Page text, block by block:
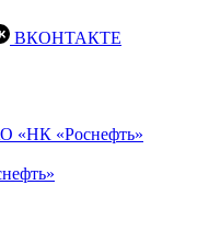
ВКОНТАКТЕ
«НК «Роснефть»